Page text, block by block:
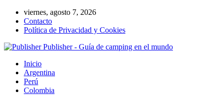
viernes, agosto 7, 2026
Contacto
Política de Privacidad y Cookies
Publisher - Guía de camping en el mundo
Inicio
Argentina
Perú
Colombia